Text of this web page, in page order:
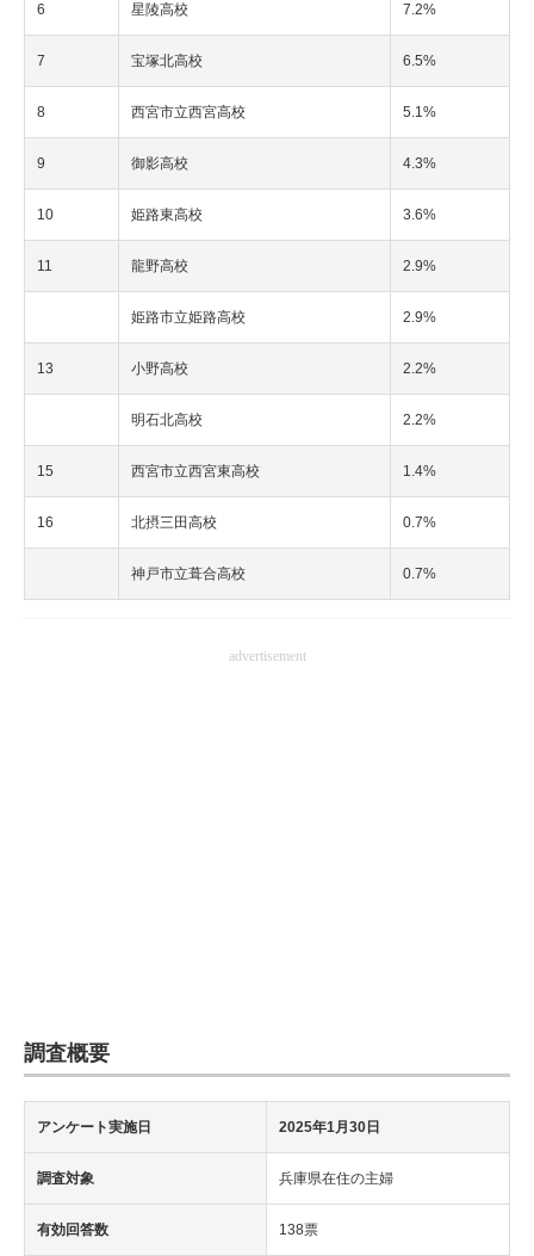
6 星陵高校 7.2%
7 宝塚北高校 6.5%
8 西宮市立西宮高校 5.1%
9 御影高校 4.3%
10 姫路東高校 3.6%
11 龍野高校 2.9%
姫路市立姫路高校 2.9%
13 小野高校 2.2%
明石北高校 2.2%
15 西宮市立西宮東高校 1.4%
16 北摂三田高校 0.7%
神戸市立葺合高校 0.7%
advertisement
調査概要
アンケート実施日 2025年1月30日
調査対象 兵庫県在住の主婦
有効回答数 138票